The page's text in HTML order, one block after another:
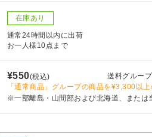
在庫あり
通常24時間以内に出荷
お一人様10点まで
¥550(税込) 送料グループ
「通常商品」グループの商品を¥3,300以
※一部離島・山間部および北海道、または